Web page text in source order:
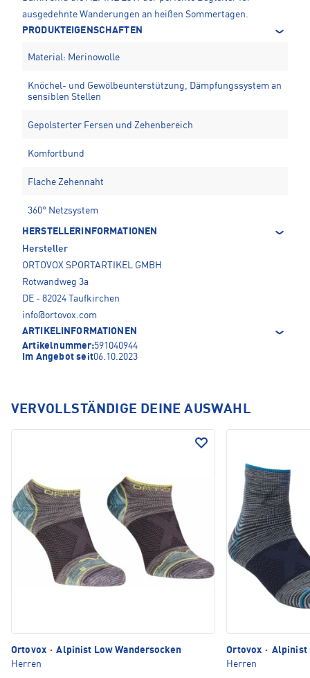
ausgedehnte Wanderungen an heißen Sommertagen.
PRODUKTEIGENSCHAFTEN
Material: Merinowolle
Knöchel- und Gewölbeunterstützung, Dämpfungssystem an
sensiblen Stellen
Gepolsterter Fersen und Zehenbereich
Komfortbund
Flache Zehennaht
360° Netzsystem
HERSTELLERINFORMATIONEN
Hersteller
ORTOVOX SPORTARTIKEL GMBH
Rotwandweg 3a
DE - 82024 Taufkirchen
info@ortovox.com
ARTIKELINFORMATIONEN
Artikelnummer:591040944
Im Angebot seit06.10.2023
VERVOLLSTÄNDIGE DEINE AUSWAHL
Ortovox · Alpinist Low Wandersocken
Herren
Ortovox · Alpinist
Herren